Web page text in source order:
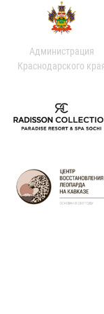
Администрация
Краснодарского